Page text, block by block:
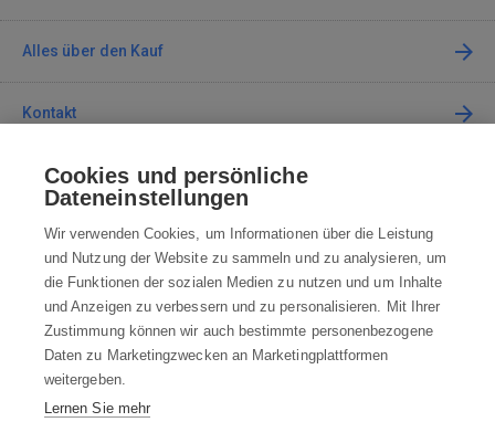
Alles über den Kauf
Kontakt
Kontaktieren Sie uns
info@robotworld.de
+49 25 197 159 962 Mo-Fr 8:00—16:00 Uhr
ALLE KONTAKTE
WIDERRUFSBELEHRUNG
Cookies und persönliche
Dateneinstellungen
Wir verwenden Cookies, um Informationen über die Leistung
und Nutzung der Website zu sammeln und zu analysieren, um
die Funktionen der sozialen Medien zu nutzen und um Inhalte
und Anzeigen zu verbessern und zu personalisieren. Mit Ihrer
Zustimmung können wir auch bestimmte personenbezogene
Daten zu Marketingzwecken an Marketingplattformen
weitergeben.
Lernen Sie mehr